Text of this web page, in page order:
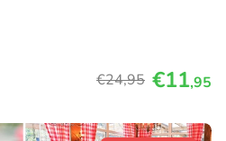
€24,95 €11,95